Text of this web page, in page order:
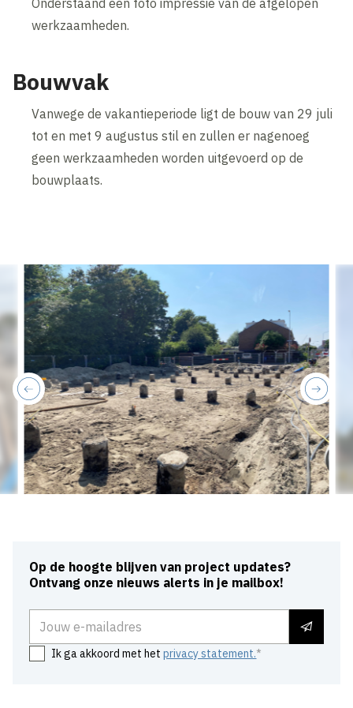
Onderstaand een foto impressie van de afgelopen
werkzaamheden.
Bouwvak
Vanwege de vakantieperiode ligt de bouw van 29 juli
tot en met 9 augustus stil en zullen er nagenoeg
geen werkzaamheden worden uitgevoerd op de
bouwplaats.
next
previous
Op de hoogte blijven van project updates?
Ontvang onze nieuws alerts in je mailbox!
Ik ga akkoord met hetprivacy statement.